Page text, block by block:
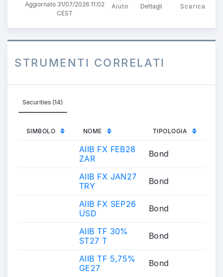
Aggiornato 31/07/2026 11:02
CEST
Aiuto Dettagli Scarica
STRUMENTI CORRELATI
Securities (14)
SIMBOLO NOME TIPOLOGIA
AIIB FX FEB28
ZAR
Bond
AIIB FX JAN27
TRY
Bond
AIIB FX SEP26
USD
Bond
AIIB TF 30%
ST27 T
Bond
AIIB TF 5,75%
GE27
Bond